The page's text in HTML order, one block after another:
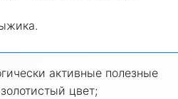
активные полезные
цвет;